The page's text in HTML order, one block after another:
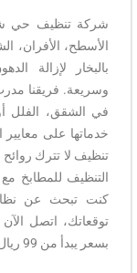
شركة تنظيف حي
الأسطح، الأفران،
بالبخار لإزالة
وسريعة. فريقنا
في الشقق، الفلل
خدماتها على
تنظيف لا تترك
التنظيف للمطابخ
كنت تبحث عن
توقعاتك، اتصل
بسعر يبدأ من 99 ريال فقط.